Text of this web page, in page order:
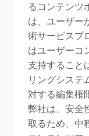
るコンテンツ
は、ユーザー
術サービスプ
はユーザーコ
支持すること
リングシステ
対する編集権
弊社は、安全
取るため、中